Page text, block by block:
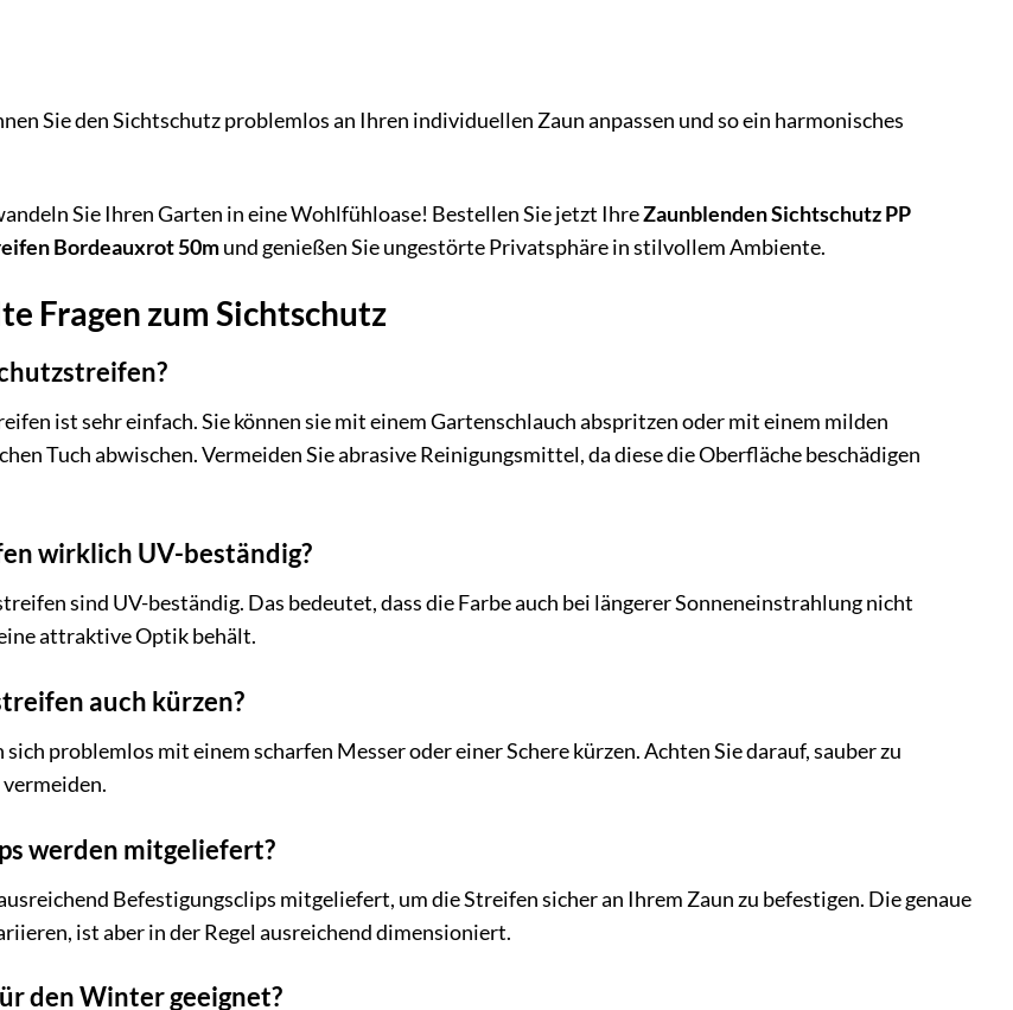
Sie den Sichtschutz problemlos an Ihren individuellen Zaun anpassen und so ein harmonisches
Sie Ihren Garten in eine Wohlfühloase! Bestellen Sie jetzt IhreZaunblenden Sichtschutz PP
Bordeauxrot 50mund genießen Sie ungestörte Privatsphäre in stilvollem Ambiente.
Fragen zum Sichtschutz
ist sehr einfach. Sie können sie mit einem Gartenschlauch abspritzen oder mit einem milden
Tuch abwischen. Vermeiden Sie abrasive Reinigungsmittel, da diese die Oberfläche beschädigen
wirklich UV-beständig?
sind UV-beständig. Das bedeutet, dass die Farbe auch bei längerer Sonneneinstrahlung nicht
attraktive Optik behält.
auch kürzen?
problemlos mit einem scharfen Messer oder einer Schere kürzen. Achten Sie darauf, sauber zu
werden mitgeliefert?
Befestigungsclips mitgeliefert, um die Streifen sicher an Ihrem Zaun zu befestigen. Die genaue
ist aber in der Regel ausreichend dimensioniert.
den Winter geeignet?